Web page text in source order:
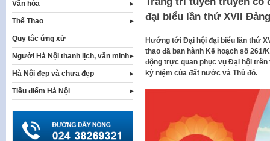
đại biểu lần thứ XVII
Hướng tới Đại hội đại biểu lần thứ
thao đã ban hành Kế hoạch số
động trực quan phục vụ Đại hội
kỷ niệm của đất nước và Thủ đô.
Văn hóa
Thể Thao
Quy tắc ứng xử
Người Hà Nội thanh lịch, văn minh
Hà Nội đẹp và chưa đẹp
Tiêu điểm Hà Nội